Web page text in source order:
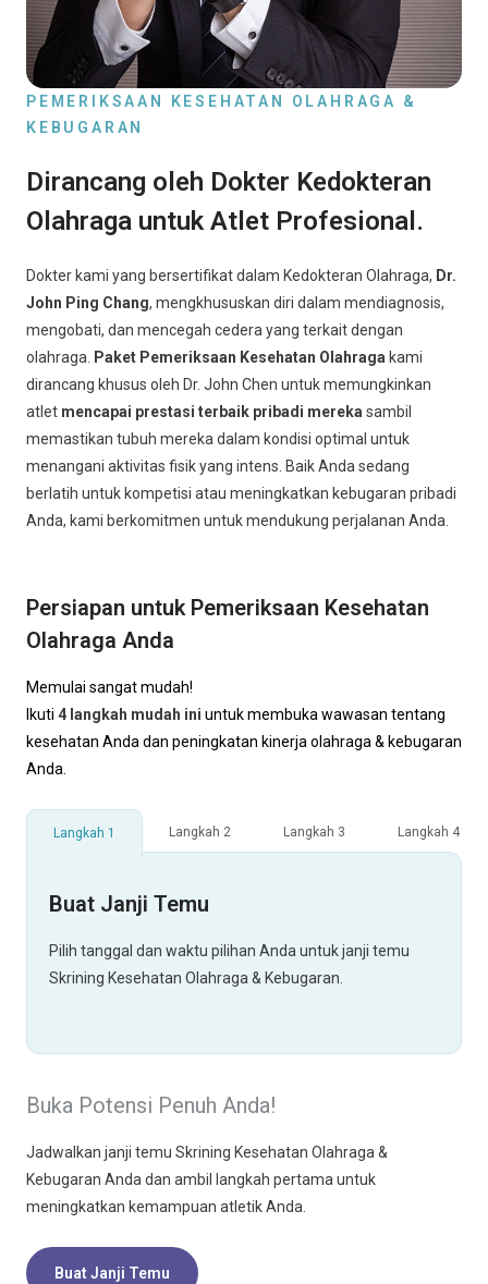
PEMERIKSAAN KESEHATAN OLAHRAGA &
KEBUGARAN
Dirancang oleh Dokter Kedokteran
Olahraga untuk Atlet Profesional.
Dokter kami yang bersertifikat dalam Kedokteran Olahraga, Dr.
John Ping Chang, mengkhususkan diri dalam mendiagnosis,
mengobati, dan mencegah cedera yang terkait dengan
olahraga.
Paket Pemeriksaan Kesehatan Olahraga kami
dirancang khusus oleh Dr. John Chen untuk memungkinkan
atlet mencapai prestasi terbaik pribadi mereka sambil
memastikan tubuh mereka dalam kondisi optimal untuk
menangani aktivitas fisik yang intens. Baik Anda sedang
berlatih untuk kompetisi atau meningkatkan kebugaran pribadi
Anda, kami berkomitmen untuk mendukung perjalanan Anda.
Persiapan untuk Pemeriksaan Kesehatan
Olahraga Anda
Memulai sangat mudah!
Ikuti 4 langkah mudah ini untuk membuka wawasan tentang
kesehatan Anda dan peningkatan kinerja olahraga & kebugaran
Anda.
Langkah 1 Langkah 2 Langkah 3 Langkah 4
Buat Janji Temu
Pilih tanggal dan waktu pilihan Anda untuk janji temu
Skrining Kesehatan Olahraga & Kebugaran.
Buka Potensi Penuh Anda!
Jadwalkan janji temu Skrining Kesehatan Olahraga &
Kebugaran Anda dan ambil langkah pertama untuk
meningkatkan kemampuan atletik Anda.
Buat Janji Temu